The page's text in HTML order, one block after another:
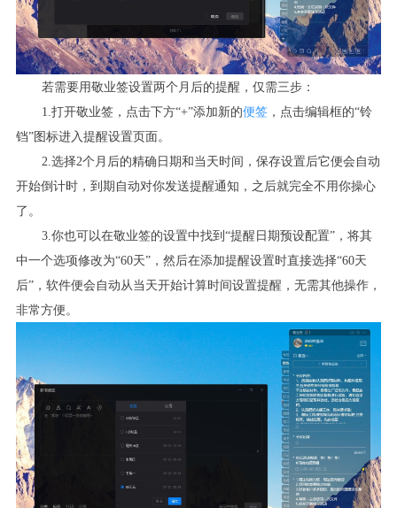
若需要用敬业签设置两个月后的提醒，仅需三步：
1.打开敬业签，点击下方“+”添加新的便签，点击编辑框的“铃
铛”图标进入提醒设置页面。
2.选择2个月后的精确日期和当天时间，保存设置后它便会自动
开始倒计时，到期自动对你发送提醒通知，之后就完全不用你操心
了。
3.你也可以在敬业签的设置中找到“提醒日期预设配置”，将其
中一个选项修改为“60天”，然后在添加提醒设置时直接选择“60天
后”，软件便会自动从当天开始计算时间设置提醒，无需其他操作，
非常方便。